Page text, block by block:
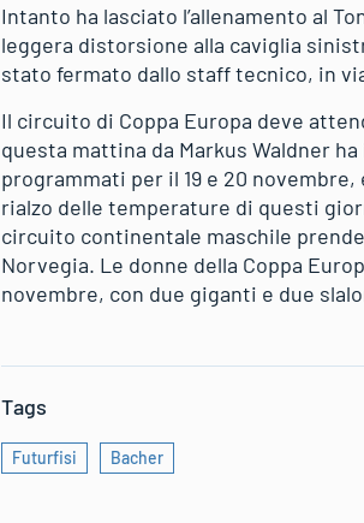
Intanto ha lasciato l’allenamento al
leggera distorsione alla caviglia
stato fermato dallo staff tecnico, in
Il circuito di Coppa Europa deve
questa mattina da Markus Waldner
programmati per il 19 e 20
rialzo delle temperature di questi
circuito continentale maschile
Norvegia. Le donne della Coppa
novembre, con due giganti e due
Tags
Futurfisi Bacher